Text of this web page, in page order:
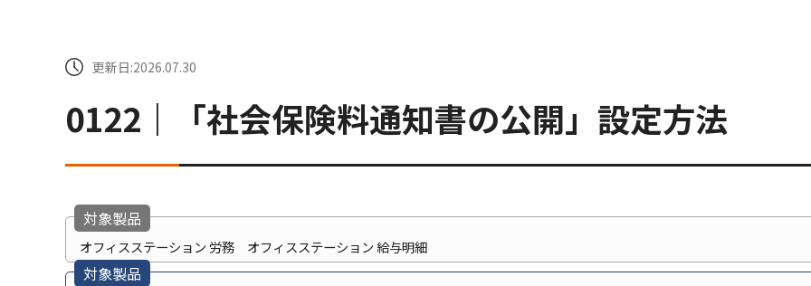
更新日:2026.07.30
0122｜「社会保険料通知書の公開」設定方法
対象製品
オフィスステーション 労務 オフィスステーション 給与明細
対象製品